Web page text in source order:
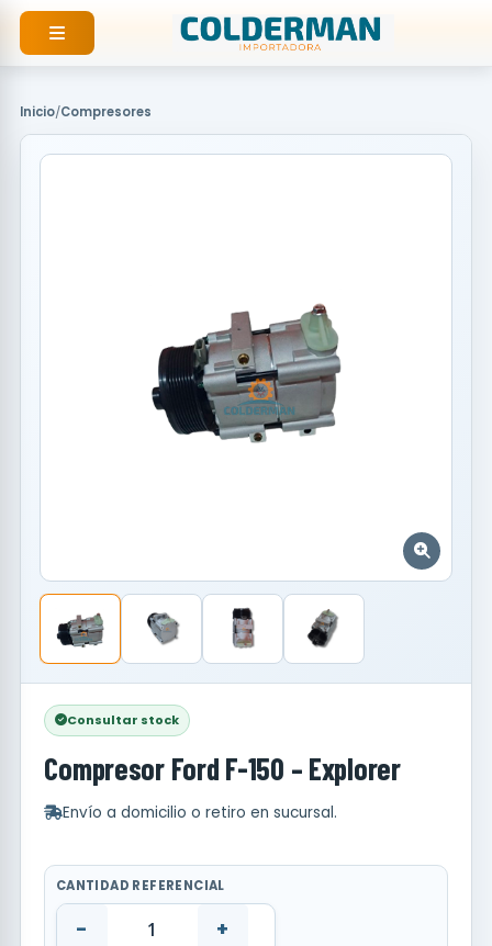
contenido
Inicio/Compresores
Consultar stock
Compresor Ford F-150 – Explorer
Envío a domicilio o retiro en sucursal.
CANTIDAD REFERENCIAL
- +